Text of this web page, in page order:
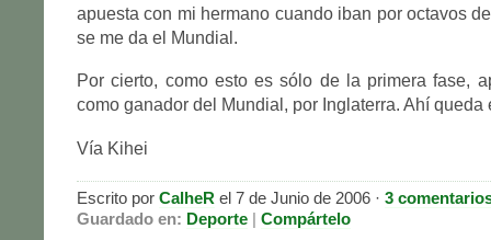
apuesta con mi hermano cuando iban por octavos
se me da el Mundial.
Por cierto, como esto es sólo de la primera fase,
como ganador del Mundial, por Inglaterra. Ahí queda
Vía Kihei
Escrito por CalheR el 7 de Junio de 2006 · 3
Guardado en: Deporte | Compártelo